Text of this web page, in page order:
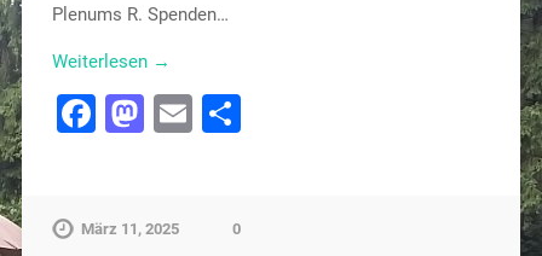
Plenums R. Spenden…
Weiterlesen →
Facebook
Mastodon
EmailTeilen
März 11, 2025 0